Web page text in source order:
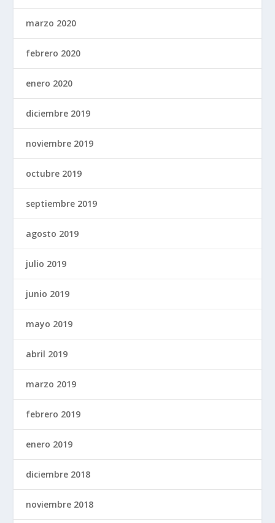
marzo 2020
febrero 2020
enero 2020
diciembre 2019
noviembre 2019
octubre 2019
septiembre 2019
agosto 2019
julio 2019
junio 2019
mayo 2019
abril 2019
marzo 2019
febrero 2019
enero 2019
diciembre 2018
noviembre 2018